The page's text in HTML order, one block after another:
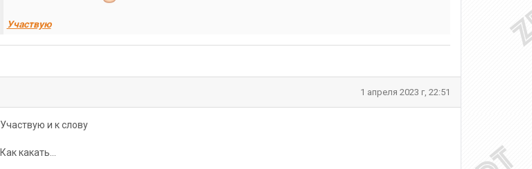
Участвую
1 апреля 2023 г, 22:51
Участвую и к слову
Как какать...